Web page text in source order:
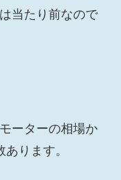
当たり前なので
ーターの相場か
ります。